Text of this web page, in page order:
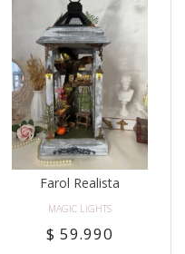
Farol Realista
MAGIC LIGHTS
$ 59.990